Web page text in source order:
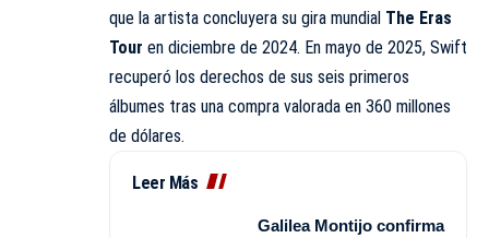
que la artista concluyera su gira mundial The Eras
Tour en diciembre de 2024. En mayo de 2025, Swift
recuperó los derechos de sus seis primeros
álbumes tras una compra valorada en 360 millones
de dólares.
Leer Más
Galilea Montijo confirma